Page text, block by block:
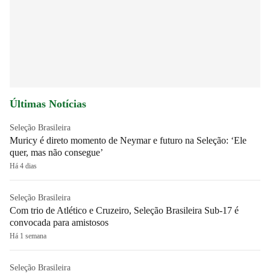
Últimas Notícias
Seleção Brasileira
Muricy é direto momento de Neymar e futuro na Seleção: ‘Ele
quer, mas não consegue’
Há 4 dias
Seleção Brasileira
Com trio de Atlético e Cruzeiro, Seleção Brasileira Sub-17 é
convocada para amistosos
Há 1 semana
Seleção Brasileira